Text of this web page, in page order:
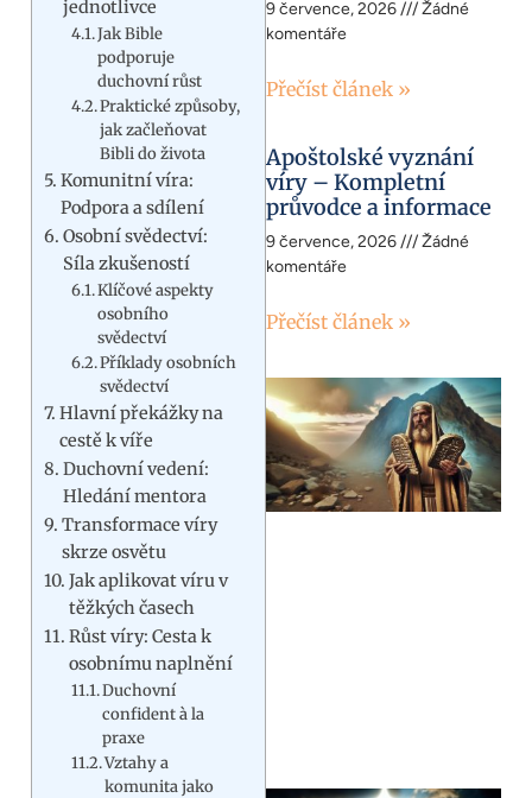
jednotlivce
Jak Bible
podporuje
duchovní růst
Praktické způsoby,
jak začleňovat
Bibli do života
Komunitní víra:
Podpora a sdílení
Osobní svědectví:
Síla zkušeností
Klíčové aspekty
osobního
svědectví
Příklady osobních
svědectví
Hlavní překážky na
cestě k víře
Duchovní vedení:
Hledání mentora
Transformace víry
skrze osvětu
Jak aplikovat víru v
těžkých časech
Růst víry: Cesta k
osobnímu naplnění
Duchovní
confident à la
praxe
Vztahy a
komunita jako
9 července, 2026
Žádné
komentáře
Přečíst článek »
Apoštolské vyznání
víry – Kompletní
průvodce a informace
9 července, 2026
Žádné
komentáře
Přečíst článek »